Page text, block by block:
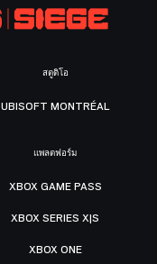
สตูดิโอ
UBISOFT MONTRÉAL
แพลตฟอร์ม
XBOX GAME PASS
XBOX SERIES X|S
XBOX ONE